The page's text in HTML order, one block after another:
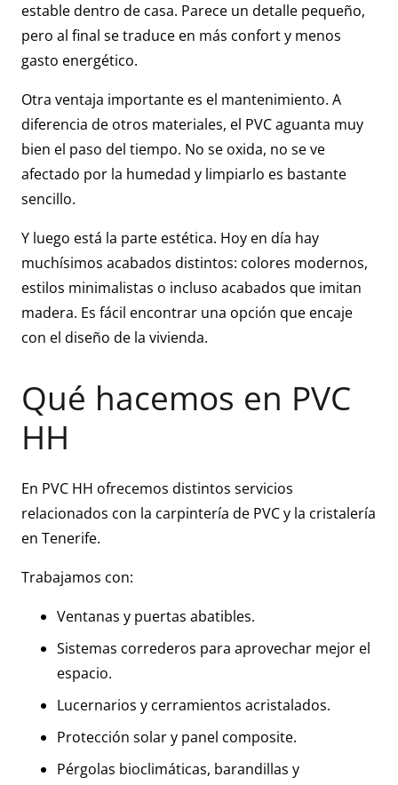
estable dentro de casa. Parece un detalle pequeño,
pero al final se traduce en más confort y menos
gasto energético.
Otra ventaja importante es el mantenimiento. A
diferencia de otros materiales, el PVC aguanta muy
bien el paso del tiempo. No se oxida, no se ve
afectado por la humedad y limpiarlo es bastante
sencillo.
Y luego está la parte estética. Hoy en día hay
muchísimos acabados distintos: colores modernos,
estilos minimalistas o incluso acabados que imitan
madera. Es fácil encontrar una opción que encaje
con el diseño de la vivienda.
Qué hacemos en PVC
HH
En PVC HH ofrecemos distintos servicios
relacionados con la carpintería de PVC y la cristalería
en Tenerife.
Trabajamos con:
Ventanas y puertas abatibles.
Sistemas correderos para aprovechar mejor el
espacio.
Lucernarios y cerramientos acristalados.
Protección solar y panel composite.
Pérgolas bioclimáticas, barandillas y